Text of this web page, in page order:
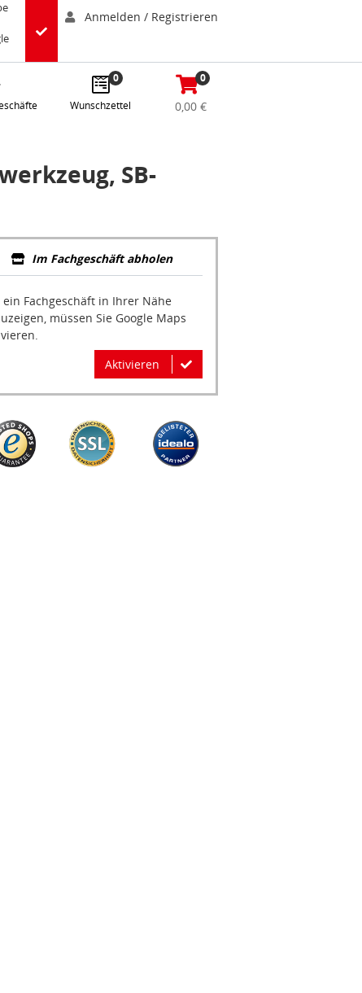
Anmelden / Registrieren
0
Wunschzettel
0
0,00 €
SB-
Im Fachgeschäft abholen
ein Fachgeschäft in Ihrer Nähe
müssen Sie Google Maps
Aktivieren